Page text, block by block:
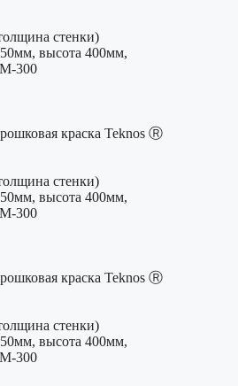
стенки)
высота 400мм,
300
краска Teknos Ⓡ
стенки)
высота 400мм,
300
краска Teknos Ⓡ
стенки)
высота 400мм,
300